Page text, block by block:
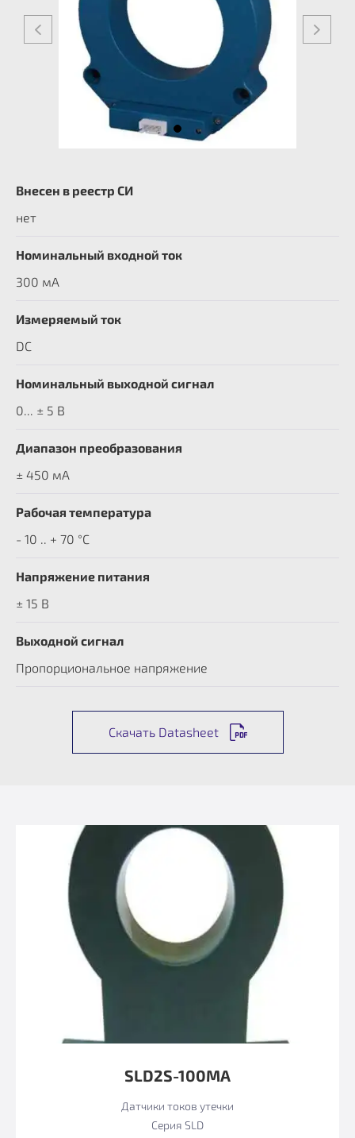
Внесен в реестр СИ
нет
Номинальный входной ток
300 мА
Измеряемый ток
DC
Номинальный выходной сигнал
0... ± 5 В
Диапазон преобразования
± 450 мА
Рабочая температура
- 10 .. + 70 °C
Напряжение питания
± 15 В
Выходной сигнал
Пропорциональное напряжение
Скачать Datasheet
SLD2S-100MA
Датчики токов утечки
Серия SLD